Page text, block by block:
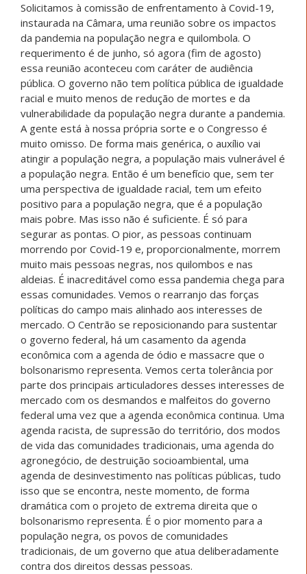
Solicitamos à comissão de enfrentamento à Covid-19,
instaurada na Câmara, uma reunião sobre os impactos
da pandemia na população negra e quilombola. O
requerimento é de junho, só agora (fim de agosto)
essa reunião aconteceu com caráter de audiência
pública. O governo não tem política pública de igualdade
racial e muito menos de redução de mortes e da
vulnerabilidade da população negra durante a pandemia.
A gente está à nossa própria sorte e o Congresso é
muito omisso. De forma mais genérica, o auxílio vai
atingir a população negra, a população mais vulnerável é
a população negra. Então é um benefício que, sem ter
uma perspectiva de igualdade racial, tem um efeito
positivo para a população negra, que é a população
mais pobre. Mas isso não é suficiente. É só para
segurar as pontas. O pior, as pessoas continuam
morrendo por Covid-19 e, proporcionalmente, morrem
muito mais pessoas negras, nos quilombos e nas
aldeias. É inacreditável como essa pandemia chega para
essas comunidades. Vemos o rearranjo das forças
políticas do campo mais alinhado aos interesses de
mercado. O Centrão se reposicionando para sustentar
o governo federal, há um casamento da agenda
econômica com a agenda de ódio e massacre que o
bolsonarismo representa. Vemos certa tolerância por
parte dos principais articuladores desses interesses de
mercado com os desmandos e malfeitos do governo
federal uma vez que a agenda econômica continua. Uma
agenda racista, de supressão do território, dos modos
de vida das comunidades tradicionais, uma agenda do
agronegócio, de destruição socioambiental, uma
agenda de desinvestimento nas políticas públicas, tudo
isso que se encontra, neste momento, de forma
dramática com o projeto de extrema direita que o
bolsonarismo representa. É o pior momento para a
população negra, os povos de comunidades
tradicionais, de um governo que atua deliberadamente
contra dos direitos dessas pessoas.